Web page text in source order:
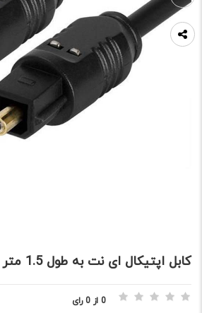
کابل اپتيکال ای نت به طول 1.5 متر
0 از 0 رای